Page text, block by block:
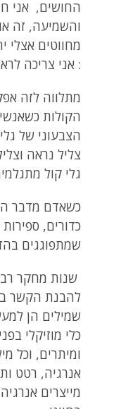
החושים, אני
והשמיעה, זה
מחווטים אצלי
: אני צריכה
מתלווה לזה
הקולות
הצבעוני של
צליל נראה
גלי קול
כשאדם מדבר
כדורים,
שמתפוגגים
שנות מחקר
להבנת הקשר
שמילים הן
כלי מוזיקלי
ומיתרים, וכל
אנרגיה, רטט
מייצרים